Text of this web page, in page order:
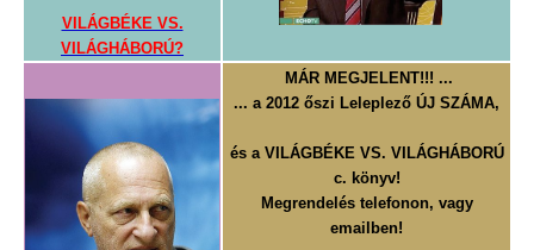
VILÁGBÉKE VS.
VILÁGHÁBORÚ?
MÁR MEGJELENT!!! ...
... a 2012 őszi Leleplező ÚJ SZÁMA,
és a VILÁGBÉKE VS. VILÁGHÁBORÚ
c. könyv!
Megrendelés telefonon, vagy
emailben!